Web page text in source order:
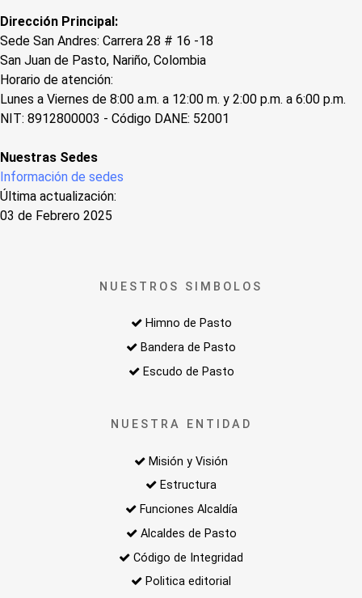
Dirección Principal:
Sede San Andres: Carrera 28 # 16 -18
San Juan de Pasto, Nariño, Colombia
Horario de atención:
Lunes a Viernes de 8:00 a.m. a 12:00 m. y 2:00 p.m. a 6:00 p.m.
NIT: 8912800003 - Código DANE: 52001
Nuestras Sedes
Información de sedes
Última actualización:
03 de Febrero 2025
NUESTROS SIMBOLOS
Himno de Pasto
Bandera de Pasto
Escudo de Pasto
NUESTRA ENTIDAD
Misión y Visión
Estructura
Funciones Alcaldía
Alcaldes de Pasto
Código de Integridad
Politica editorial